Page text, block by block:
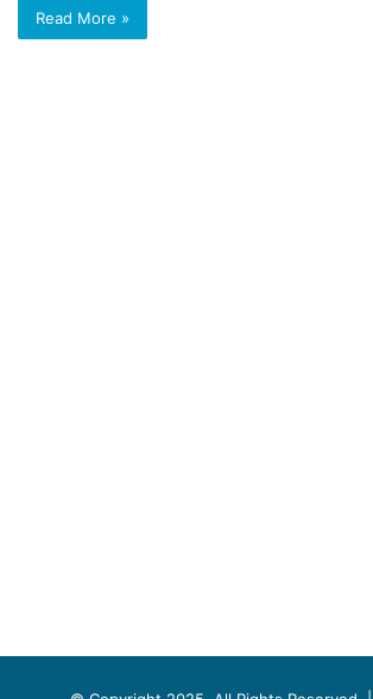
Read More »